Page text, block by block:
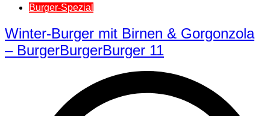
Burger-Spezial
Winter-Burger mit Birnen & Gorgonzola
– BurgerBurgerBurger 11